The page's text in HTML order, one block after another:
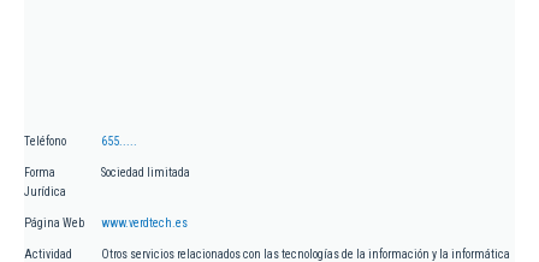
Teléfono 655.....
Forma
Jurídica
Sociedad limitada
Página Web www.verdtech.es
Actividad Otros servicios relacionados con las tecnologías de la información y la informática